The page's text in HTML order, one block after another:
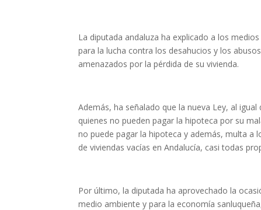
La diputada andaluza ha explicado a los
para la lucha contra los desahucios y los
amenazados por la pérdida de su vivienda.
Además, ha señalado que la nueva Ley, al
quienes no pueden pagar la hipoteca por su
no puede pagar la hipoteca y además, multa a
de viviendas vacías en Andalucía, casi todas
Por último, la diputada ha aprovechado la
medio ambiente y para la economía